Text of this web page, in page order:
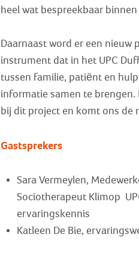
heel wat bespreekbaar
Daarnaast word er een
instrument dat in het UPC
tussen familie, patiënt en
informatie samen te brengen.
bij dit project en komt ons de
Gastsprekers
Sara Vermeylen,
Sociotherapeut Klimop
ervaringskennis
Katleen De Bie,